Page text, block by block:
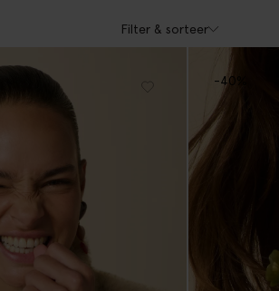
Filter & sorteer
-40%